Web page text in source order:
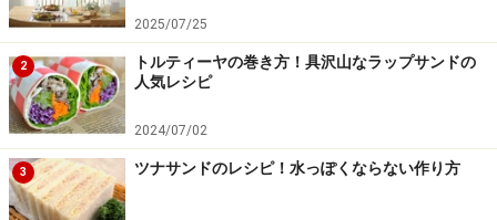
2025/07/25
2
トルティーヤの巻き方！具沢山なラップサンドの
人気レシピ
2024/07/02
3 ツナサンドのレシピ！水っぽくならない作り方